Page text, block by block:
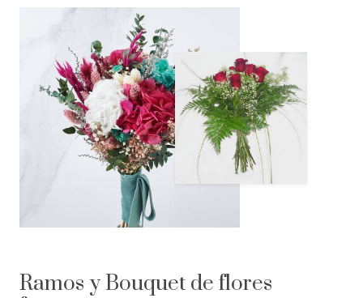
Ramos y Bouquet de flores